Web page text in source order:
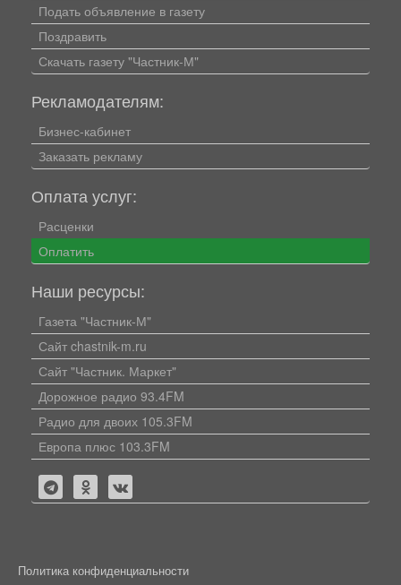
Подать объявление в газету
Поздравить
Скачать газету "Частник-М"
Рекламодателям:
Бизнес-кабинет
Заказать рекламу
Оплата услуг:
Расценки
Оплатить
Наши ресурсы:
Газета "Частник-М"
Сайт chastnik-m.ru
Сайт "Частник. Маркет"
Дорожное радио 93.4FM
Радио для двоих 105.3FM
Европа плюс 103.3FM
Политика конфиденциальности